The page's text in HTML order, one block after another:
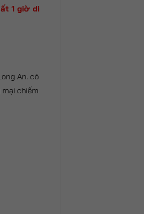
1 giờ di
An. có
chiếm